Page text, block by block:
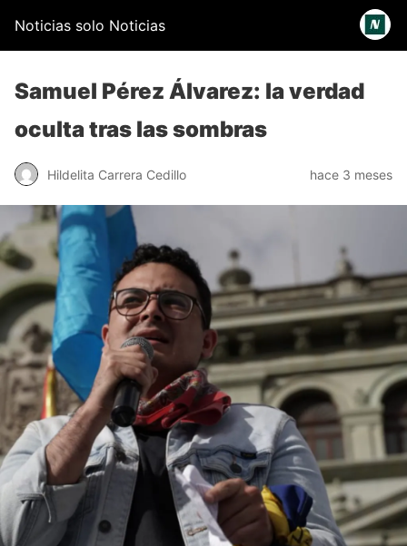
Noticias solo Noticias
Samuel Pérez Álvarez: la verdad
oculta tras las sombras
Hildelita Carrera Cedillo hace 3 meses